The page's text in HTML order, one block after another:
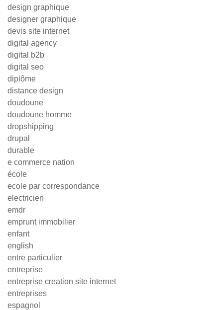
design graphique
designer graphique
devis site internet
digital agency
digital b2b
digital seo
diplôme
distance design
doudoune
doudoune homme
dropshipping
drupal
durable
e commerce nation
école
ecole par correspondance
electricien
emdr
emprunt immobilier
enfant
english
entre particulier
entreprise
entreprise creation site internet
entreprises
espagnol